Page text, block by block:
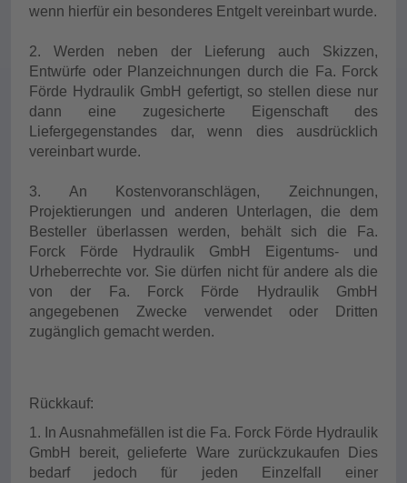
wenn hierfür ein besonderes Entgelt vereinbart wurde.
2. Werden neben der Lieferung auch Skizzen,
Entwürfe oder Planzeichnungen durch die Fa. Forck
Förde Hydraulik GmbH gefertigt, so stellen diese nur
dann eine zugesicherte Eigenschaft des
Liefergegenstandes dar, wenn dies ausdrücklich
vereinbart wurde.
3. An Kostenvoranschlägen, Zeichnungen,
Projektierungen und anderen Unterlagen, die dem
Besteller überlassen werden, behält sich die Fa.
Forck Förde Hydraulik GmbH Eigentums- und
Urheberrechte vor. Sie dürfen nicht für andere als die
von der Fa. Forck Förde Hydraulik GmbH
angegebenen Zwecke verwendet oder Dritten
zugänglich gemacht werden.
Rückkauf:
1. In Ausnahmefällen ist die Fa. Forck Förde Hydraulik
GmbH bereit, gelieferte Ware zurückzukaufen Dies
bedarf jedoch für jeden Einzelfall einer